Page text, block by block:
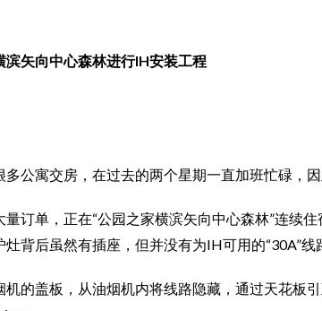
滨矢向中心森林进行IH安装工程
多公寓交房，在过去的两个星期一直加班忙碌，因
量订单，正在“公园之家横滨矢向中心森林”连续
灶背后虽然有插座，但并没有为IH可用的“30A”线
机的盖板，从油烟机内将线路隐藏，通过天花板引